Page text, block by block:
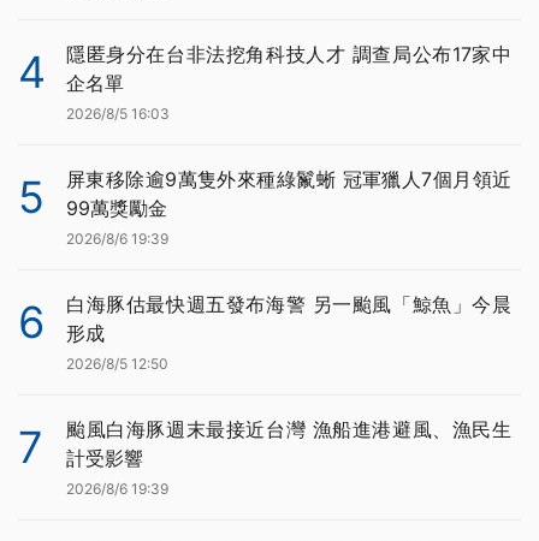
4
隱匿身分在台非法挖角科技人才 調查局公布17家中
企名單
2026/8/5 16:03
5
屏東移除逾9萬隻外來種綠鬣蜥 冠軍獵人7個月領近
99萬獎勵金
2026/8/6 19:39
6
白海豚估最快週五發布海警 另一颱風「鯨魚」今晨
形成
2026/8/5 12:50
7
颱風白海豚週末最接近台灣 漁船進港避風、漁民生
計受影響
2026/8/6 19:39